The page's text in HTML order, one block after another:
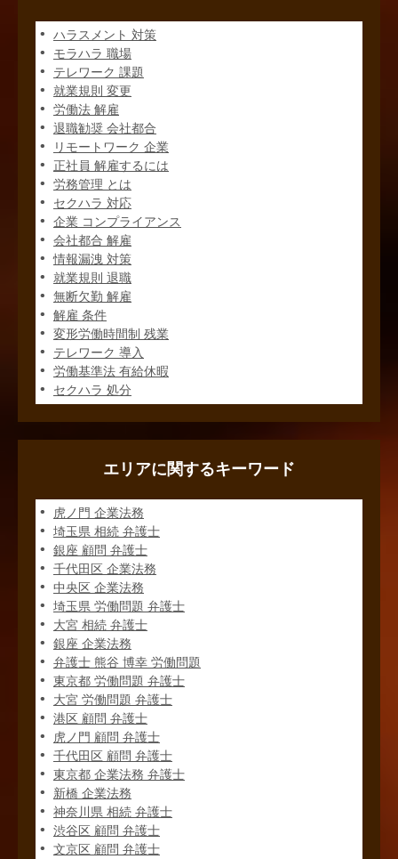
ハラスメント 対策
モラハラ 職場
テレワーク 課題
就業規則 変更
労働法 解雇
退職勧奨 会社都合
リモートワーク 企業
正社員 解雇するには
労務管理 とは
セクハラ 対応
企業 コンプライアンス
会社都合 解雇
情報漏洩 対策
就業規則 退職
無断欠勤 解雇
解雇 条件
変形労働時間制 残業
テレワーク 導入
労働基準法 有給休暇
セクハラ 処分
エリアに関するキーワード
虎ノ門 企業法務
埼玉県 相続 弁護士
銀座 顧問 弁護士
千代田区 企業法務
中央区 企業法務
埼玉県 労働問題 弁護士
大宮 相続 弁護士
銀座 企業法務
弁護士 熊谷 博幸 労働問題
東京都 労働問題 弁護士
大宮 労働問題 弁護士
港区 顧問 弁護士
虎ノ門 顧問 弁護士
千代田区 顧問 弁護士
東京都 企業法務 弁護士
新橋 企業法務
神奈川県 相続 弁護士
渋谷区 顧問 弁護士
文京区 顧問 弁護士